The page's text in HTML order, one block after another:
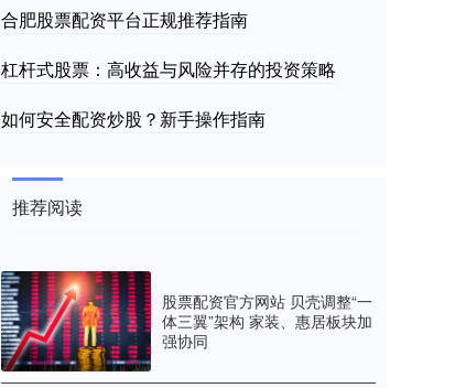
合肥股票配资平台正规推荐指南
杠杆式股票：高收益与风险并存的投资策略
如何安全配资炒股？新手操作指南
推荐阅读
股票配资官方网站 贝壳调整“一
体三翼”架构 家装、惠居板块加
强协同